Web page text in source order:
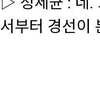
서부터 경선이